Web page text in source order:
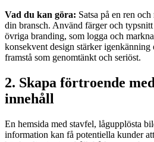
Vad du kan göra: Satsa på en ren
din bransch. Använd färger och
övriga branding, som logga och
konsekvent design stärker
framstå som genomtänkt och seriöst.
2. Skapa förtroende
innehåll
En hemsida med stavfel, lågupplösta
information kan få potentiella kunder